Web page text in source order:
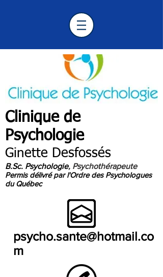
Clinique de
Psychologie
Ginette Desfossés
B.Sc. Psychologie, Psychothérapeute
Permis délivré par l'Ordre des Psychologues
du Québec
psycho.sante@hotmail.co
m